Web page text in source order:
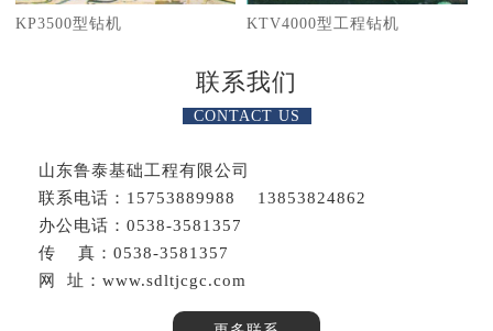
KP3500型钻机 KTV4000型工程钻机
联系我们
CONTACT US
山东鲁泰基础工程有限公司
联系电话：15753889988 13853824862
办公电话：0538-3581357
传 真：0538-3581357
网 址：www.sdltjcgc.com